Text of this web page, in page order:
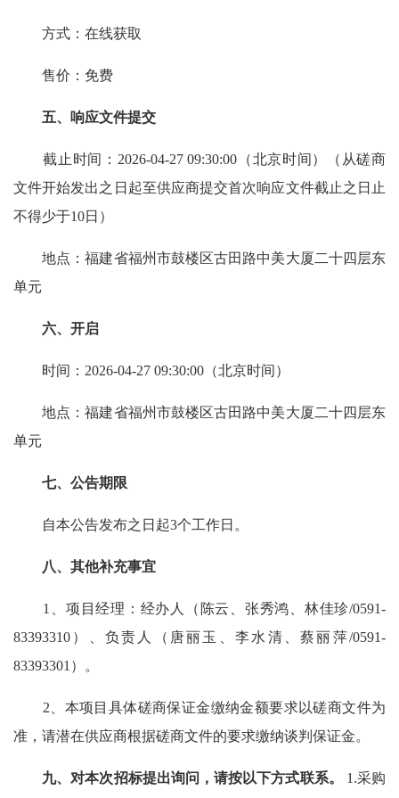
方式：在线获取
售价：免费
五、响应文件提交
截止时间：2026-04-27 09:30:00（北京时间）（从磋商
文件开始发出之日起至供应商提交首次响应文件截止之日止
不得少于10日）
地点：福建省福州市鼓楼区古田路中美大厦二十四层东
单元
六、开启
时间：2026-04-27 09:30:00（北京时间）
地点：福建省福州市鼓楼区古田路中美大厦二十四层东
单元
七、公告期限
自本公告发布之日起3个工作日。
八、其他补充事宜
1、项目经理：经办人（陈云、张秀鸿、林佳珍/0591-
83393310）、负责人（唐丽玉、李水清、蔡丽萍/0591-
83393301）。
2、本项目具体磋商保证金缴纳金额要求以磋商文件为
准，请潜在供应商根据磋商文件的要求缴纳谈判保证金。
九、对本次招标提出询问，请按以下方式联系。
1.采购